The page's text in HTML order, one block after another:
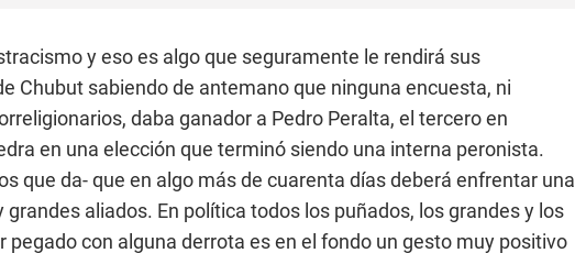
y eso es algo que seguramente le rendirá sus
Chubut sabiendo de antemano que ninguna encuesta, ni
daba ganador a Pedro Peralta, el tercero en
en una elección que terminó siendo una interna peronista.
que da- que en algo más de cuarenta días deberá enfrentar una
aliados. En política todos los puñados, los grandes y los
con alguna derrota es en el fondo un gesto muy positivo